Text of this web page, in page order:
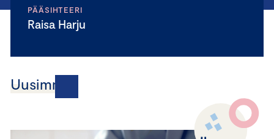
PÄÄSIHTEERI
Raisa Harju
Uusimmat